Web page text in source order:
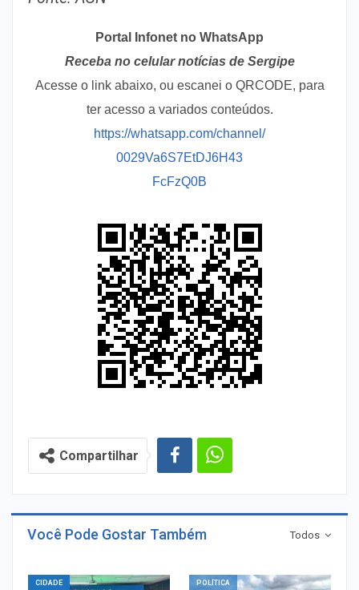
Portal Infonet no WhatsApp
Receba no celular notícias de Sergipe
Acesse o link abaixo, ou escanei o QRCODE, para
ter acesso a variados conteúdos.
https://whatsapp.com/channel/
0029Va6S7EtDJ6H43
FcFzQ0B
Compartilhar
Todos
Você Pode Gostar Também
CIDADE POLÍTICA